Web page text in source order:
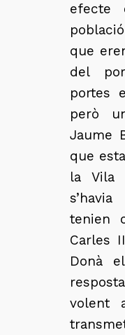
efecte
que
del
portes
però
Jaume
que
la Vila
tenien
Carles
Donà
volent